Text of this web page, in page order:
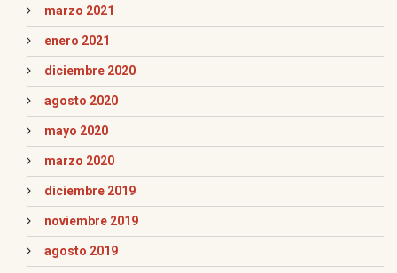
marzo 2021
enero 2021
diciembre 2020
agosto 2020
mayo 2020
marzo 2020
diciembre 2019
noviembre 2019
agosto 2019